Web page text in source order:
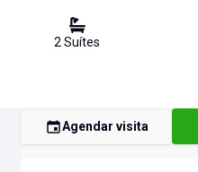
2Suítes
Agendar visita